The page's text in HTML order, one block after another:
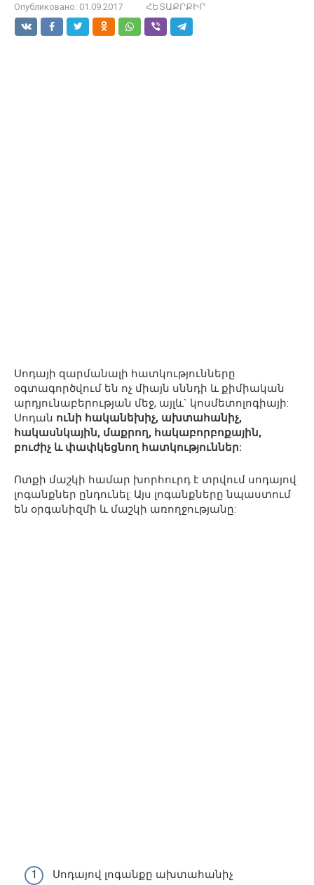
Опубликовано: 01.09.2017 ՀԵՏԱՔՐՔԻՐ
Սոդայի զարմանալի հատկությունները
օգտագործվում են ոչ միայն սննդի և քիմիական
արդյունաբերության մեջ, այլև` կոսմետոլոգիայի:
Սոդան ունի հականեխիչ, ախտահանիչ,
հակասնկային, մաքրող, հակաբորբոքային,
բուժիչ և փափկեցնող հատկություններ:
Ոտքի մաշկի համար խորհուրդ է տրվում սոդայով
լոգանքներ ընդունել: Այս լոգանքները նպաստում
են օրգանիզմի և մաշկի առողջությանը:
Սոդայով լոգանքը ախտահանիչ